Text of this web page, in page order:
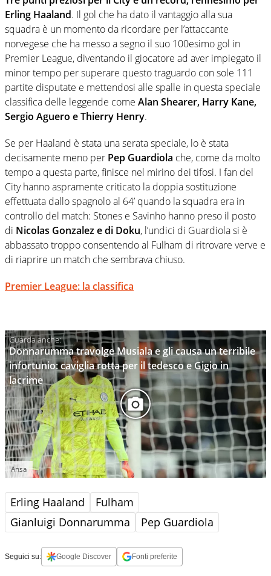
Erling Haaland. Il gol che ha dato il vantaggio alla sua
squadra è un momento da ricordare per l’attaccante
norvegese che ha messo a segno il suo 100esimo gol in
Premier League, diventando il giocatore ad aver impiegato il
minor tempo per superare questo traguardo con sole 111
partite disputate e mettendosi alle spalle in questa speciale
classifica delle leggende come Alan Shearer, Harry Kane,
Sergio Aguero e Thierry Henry.
Se per Haaland è stata una serata speciale, lo è stata
decisamente meno per Pep Guardiola che, come da molto
tempo a questa parte, finisce nel mirino dei tifosi. I fan del
City hanno aspramente criticato la doppia sostituzione
effettuata dallo spagnolo al 64’ quando la squadra era in
controllo del match: Stones e Savinho hanno preso il posto
di Nicolas Gonzalez e di Doku, l’undici di Guardiola si è
abbassato troppo consentendo al Fulham di ritrovare verve e
di riaprire un match che sembrava chiuso.
Premier League: la classifica
Donnarumma travolge Musiala e gli causa un terribile
infortunio: caviglia rotta per il tedesco e Gigio in
lacrime
Ansa
Erling Haaland
Fulham
Gianluigi Donnarumma
Pep Guardiola
Seguici su: Google Discover Fonti preferite